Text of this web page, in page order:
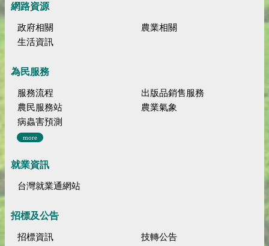
網路資源
政府相關
農業相關
生活資訊
為民服務
服務流程
出版品銷售服務
農民服務站
農業氣象
病蟲害預測
more
就業資訊
台灣就業通網站
招標及公告
招標資訊 技轉公告